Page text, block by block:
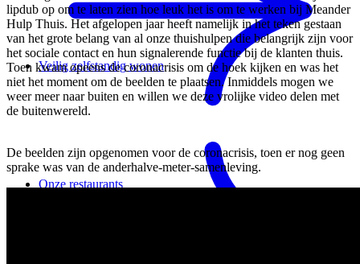
Veilig zelfstandig wonen
Onze restaurants
lipdub op om te laten zien hoe leuk het is om te werken bij Meander
Hulp Thuis. Het afgelopen jaar heeft namelijk in het teken gestaan
van het grote belang van al onze thuishulpen die belangrijk zijn voor
het sociale contact en hun signalerende functie bij de klanten thuis.
Toen kwam opeens de coronacrisis om de hoek kijken en was het
niet het moment om de beelden te plaatsen. Inmiddels mogen we
weer meer naar buiten en willen we deze vrolijke video delen met
de buitenwereld.
De beelden zijn opgenomen voor de coronacrisis, toen er nog geen
sprake was van de anderhalve-meter-samenleving.